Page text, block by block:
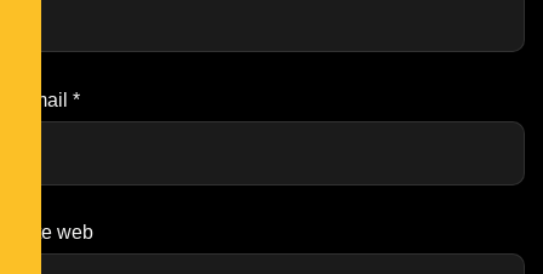
Email *
Site web